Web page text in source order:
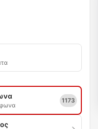
1173